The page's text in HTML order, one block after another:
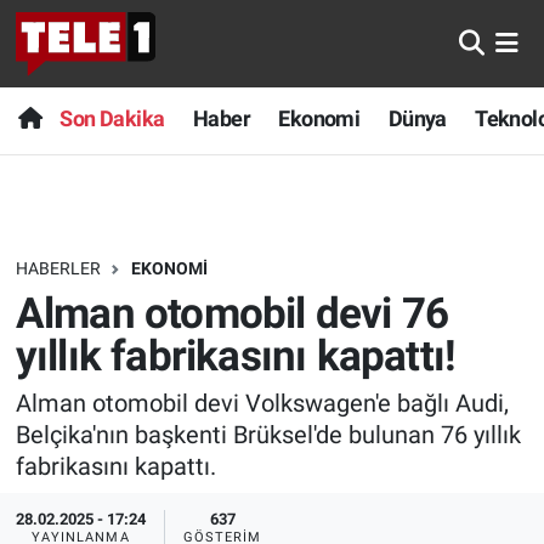
Son Dakika Haber Ekonomi Dünya
HABERLER EKONOMI
Alman otomobil devi 76
yıllık fabrikasını kapattı!
Alman otomobil devi Volkswagen'e bağlı Audi,
Belçika'nın başkenti Brüksel'de bulunan 76 yıllık
fabrikasını kapattı.
28.02.2025 - 17:24
YAYINLANMA
637
GÖSTERIM
Anında Manşet
Başka Sohbetler
Bilim turu
Bilim ve Teknoloji Evreni
Doğa Konuşuyor
Dünya
Ege Saati
Son Dakika
Haber
Dünya
Teknoloji
Sağlık
Spor
Yayın Akışı
Nöbetçi Eczaneler
Hava Durumu
Trafik Durumu
Süper Lig Puan Durumu ve Fikstür
Tüm Manşetler
Son Dakika Haberleri
Haber Arşivi